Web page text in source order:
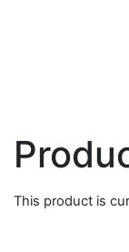
This product is